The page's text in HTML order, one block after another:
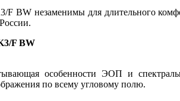
BW незаменимы для длительного
F BW
особенности ЭОП и
по всему угловому полю.